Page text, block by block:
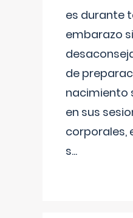
es durante
embarazo
de
nacimiento
en sus
corporales,
s...